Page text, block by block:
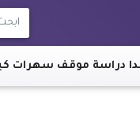
موقف سهرات كيهك